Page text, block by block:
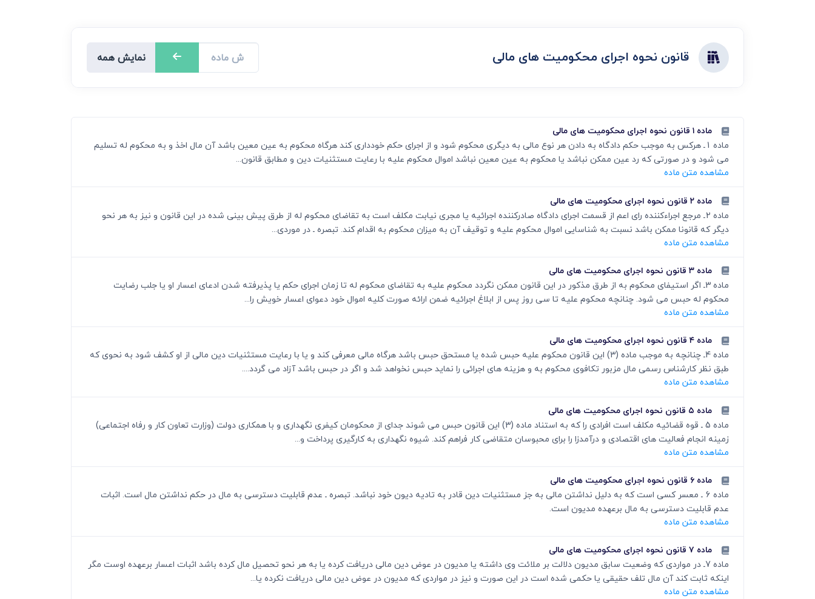
قانون نحوه اجرای محکومیت های مالی نمایش همه
ماده ۱ قانون نحوه اجرای محکومیت های مالی
ماده 1ـ هرکس به موجب حکم دادگاه به دادن هر نوع مالی به دیگری محکوم شود و از اجرای حکم خودداری کند هرگاه محکوم به عین معین باشد آن مال اخذ و به محکوم له تسلیم
می شود و در صورتی که رد عین ممکن نباشد یا محکوم به عین معین نباشد اموال محکوم علیه با رعایت مستثنیات دین و مطابق قانون...
مشاهده متن ماده
ماده ۲ قانون نحوه اجرای محکومیت های مالی
ماده 2ـ مرجع اجراءکننده رای اعم از قسمت اجرای دادگاه صادرکننده اجرائیه یا مجری نیابت مکلف است به تقاضای محکوم له از طرق پیش بینی شده در این قانون و نیز به هر نحو
دیگر که قانونا ممکن باشد نسبت به شناسایی اموال محکوم علیه و توقیف آن به میزان محکوم به اقدام کند. تبصره ـ در موردی...
مشاهده متن ماده
ماده ۳ قانون نحوه اجرای محکومیت های مالی
ماده 3ـ اگر استیفای محکوم به از طرق مذکور در این قانون ممکن نگردد محکوم علیه به تقاضای محکوم له تا زمان اجرای حکم یا پذیرفته شدن ادعای اعسار او یا جلب رضایت
محکوم له حبس می شود. چنانچه محکوم علیه تا سی روز پس از ابلاغ اجرائیه ضمن ارائه صورت کلیه اموال خود دعوای اعسار خویش را...
مشاهده متن ماده
ماده ۴ قانون نحوه اجرای محکومیت های مالی
ماده 4ـ چنانچه به موجب ماده (3) این قانون محکوم علیه حبس شده یا مستحق حبس باشد هرگاه مالی معرفی کند و یا با رعایت مستثنیات دین مالی از او کشف شود به نحوی که
طبق نظر کارشناس رسمی مال مزبور تکافوی محکوم به و هزینه های اجرائی را نماید حبس نخواهد شد و اگر در حبس باشد آزاد می گردد....
مشاهده متن ماده
ماده ۵ قانون نحوه اجرای محکومیت های مالی
ماده 5 ـ قوه قضائیه مکلف است افرادی را که به استناد ماده (3) این قانون حبس می شوند جدای از محکومان کیفری نگهداری و با همکاری دولت (وزارت تعاون کار و رفاه اجتماعی)
زمینه انجام فعالیت های اقتصادی و درآمدزا را برای محبوسان متقاضی کار فراهم کند. شیوه نگهداری به کارگیری پرداخت و...
مشاهده متن ماده
ماده ۶ قانون نحوه اجرای محکومیت های مالی
ماده 6 ـ معسر کسی است که به دلیل نداشتن مالی به جز مستثنیات دین قادر به تادیه دیون خود نباشد. تبصره ـ عدم قابلیت دسترسی به مال در حکم نداشتن مال است. اثبات
عدم قابلیت دسترسی به مال برعهده مدیون است.
مشاهده متن ماده
ماده ۷ قانون نحوه اجرای محکومیت های مالی
ماده 7ـ در مواردی که وضعیت سابق مدیون دلالت بر ملائت وی داشته یا مدیون در عوض دین مالی دریافت کرده یا به هر نحو تحصیل مال کرده باشد اثبات اعسار برعهده اوست مگر
اینکه ثابت کند آن مال تلف حقیقی یا حکمی شده است در این صورت و نیز در مواردی که مدیون در عوض دین مالی دریافت نکرده یا...
مشاهده متن ماده